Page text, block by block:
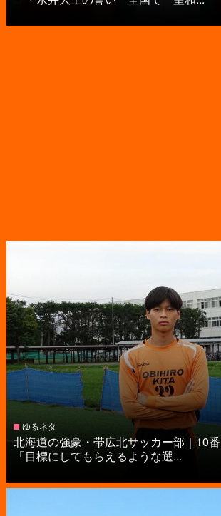
ゆるネタ
北海道の強豪・帯広北サッカー部｜10
「目標にしてもらえるような選...